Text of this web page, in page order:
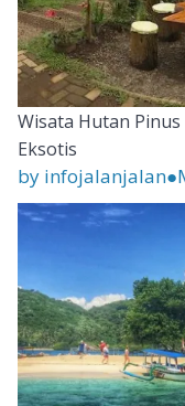
Wisata Hutan
Eksotis
by infojalanjalan●